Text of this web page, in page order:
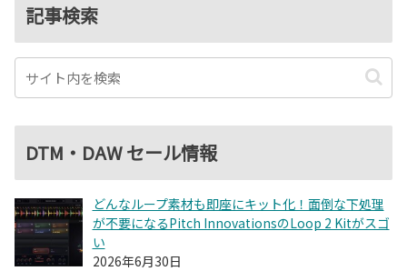
記事検索
DTM・DAW セール情報
どんなループ素材も即座にキット化！面倒な下処理
が不要になるPitch InnovationsのLoop 2 Kitがスゴ
い
2026年6月30日